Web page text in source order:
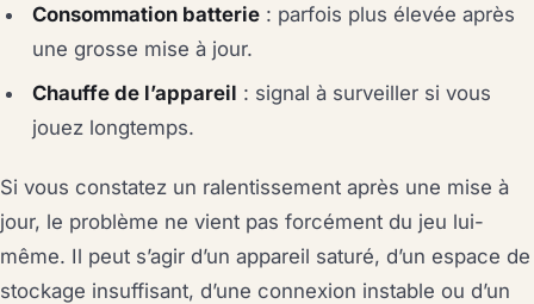
Consommation batterie : parfois plus élevée après
une grosse mise à jour.
Chauffe de l’appareil : signal à surveiller si vous
jouez longtemps.
Si vous constatez un ralentissement après une mise à
jour, le problème ne vient pas forcément du jeu lui-
même. Il peut s’agir d’un appareil saturé, d’un espace de
stockage insuffisant, d’une connexion instable ou d’un